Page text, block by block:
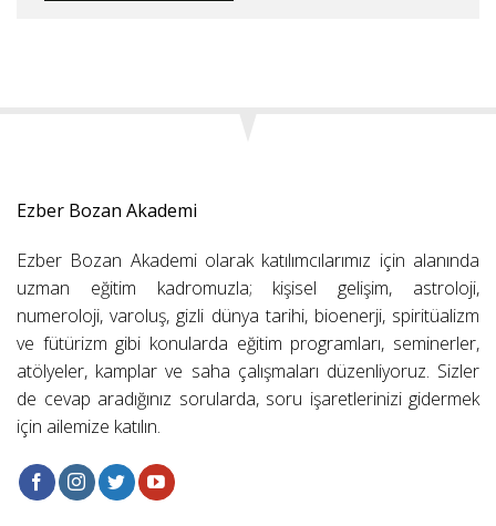
Ezber Bozan Akademi
Ezber Bozan Akademi olarak katılımcılarımız için alanında
uzman eğitim kadromuzla; kişisel gelişim, astroloji,
numeroloji, varoluş, gizli dünya tarihi, bioenerji, spiritüalizm
ve fütürizm gibi konularda eğitim programları, seminerler,
atölyeler, kamplar ve saha çalışmaları düzenliyoruz. Sizler
de cevap aradığınız sorularda, soru işaretlerinizi gidermek
için ailemize katılın.